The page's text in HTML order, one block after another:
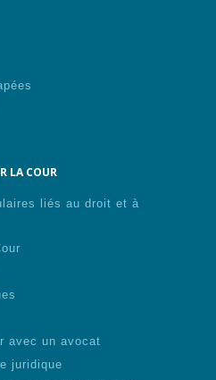
LA COUR
liés au droit et à
avec un avocat
juridique